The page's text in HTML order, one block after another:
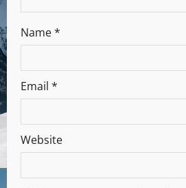
Name*
Email *
Website